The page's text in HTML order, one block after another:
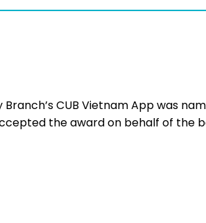
CUB Vietnam App was
the award on behalf of the